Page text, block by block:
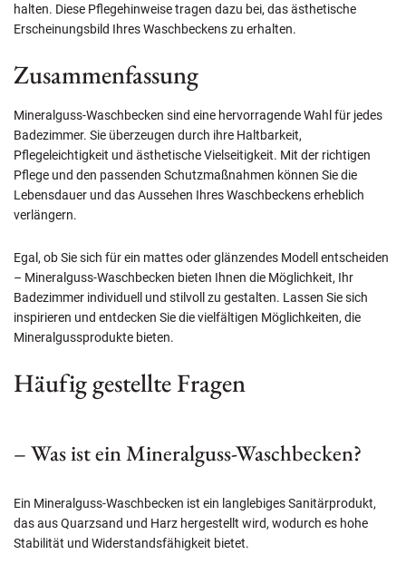
halten. Diese Pflegehinweise tragen dazu bei, das ästhetische
Erscheinungsbild Ihres Waschbeckens zu erhalten.
Zusammenfassung
Mineralguss-Waschbecken sind eine hervorragende Wahl für jedes
Badezimmer. Sie überzeugen durch ihre Haltbarkeit,
Pflegeleichtigkeit und ästhetische Vielseitigkeit. Mit der richtigen
Pflege und den passenden Schutzmaßnahmen können Sie die
Lebensdauer und das Aussehen Ihres Waschbeckens erheblich
verlängern.
Egal, ob Sie sich für ein mattes oder glänzendes Modell entscheiden
– Mineralguss-Waschbecken bieten Ihnen die Möglichkeit, Ihr
Badezimmer individuell und stilvoll zu gestalten. Lassen Sie sich
inspirieren und entdecken Sie die vielfältigen Möglichkeiten, die
Mineralgussprodukte bieten.
Häufig gestellte Fragen
– Was ist ein Mineralguss-Waschbecken?
Ein Mineralguss-Waschbecken ist ein langlebiges Sanitärprodukt,
das aus Quarzsand und Harz hergestellt wird, wodurch es hohe
Stabilität und Widerstandsfähigkeit bietet.